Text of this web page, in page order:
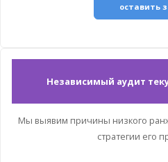
оставить
Независимый аудит
Мы выявим причины низкого
стратегии его